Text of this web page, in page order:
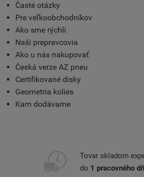
Časté otázky
Pre veľkoobchodníkov
Ako sme rýchli
Naši prepravcovia
Ako u nás nakupovať
Česká verze AZ pneu
Certifikované disky
Geometria kolies
Kam dodávame
Tovar skladom
do 1 pracovného